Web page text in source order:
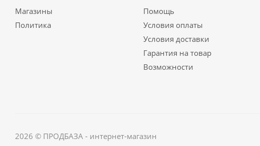
Магазины
Политика
Помощь
Условия оплаты
Условия доставки
Гарантия на товар
Возможности
2026 © ПРОДБАЗА - интернет-магазин